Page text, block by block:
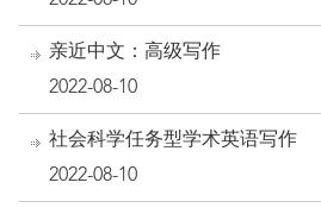
亲近中文：高级写作
2022-08-10
社会科学任务型学术英语写作
2022-08-10